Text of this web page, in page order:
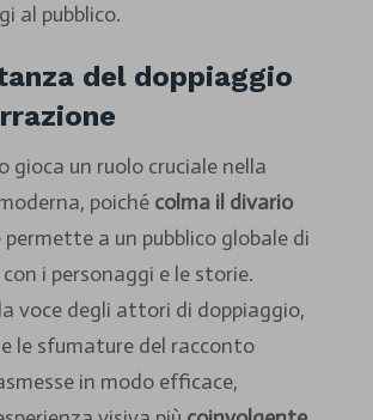
al pubblico.
del doppiaggio
gioca un ruolo cruciale nella
poiché colma il divario
a un pubblico globale di
i personaggi e le storie.
voce degli attori di doppiaggio,
le sfumature del racconto
in modo efficace,